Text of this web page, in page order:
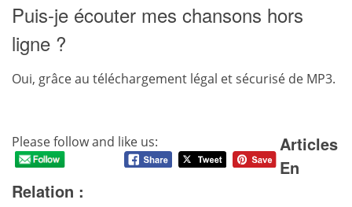
Puis-je écouter mes chansons hors
ligne ?
Oui, grâce au téléchargement légal et sécurisé de MP3.
Please follow and like us:
Articles
En
Relation :